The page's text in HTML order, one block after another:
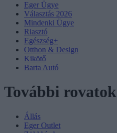
Eger Ügye
Választás 2026
Mindenki Ügye
Riasztó
Egészség+
Otthon & Design
Kikötő
Barta Autó
További rovatok
Állás
Eger Outlet